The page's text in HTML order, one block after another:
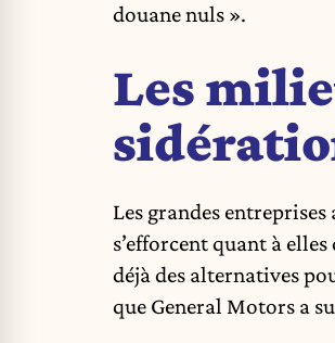
douane nuls ».
Les
Les grandes
s’efforcent quant à
déjà des alternatives
que General Motors a